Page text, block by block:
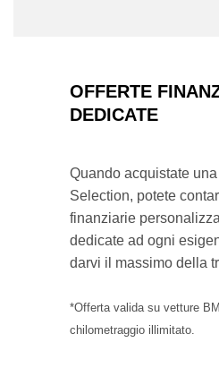
OFFERTE
DEDICATE
Quando acquistate
Selection, potete
finanziarie
dedicate ad ogni
darvi il massimo della
*Offerta valida su vetture
chilometraggio illimitato.